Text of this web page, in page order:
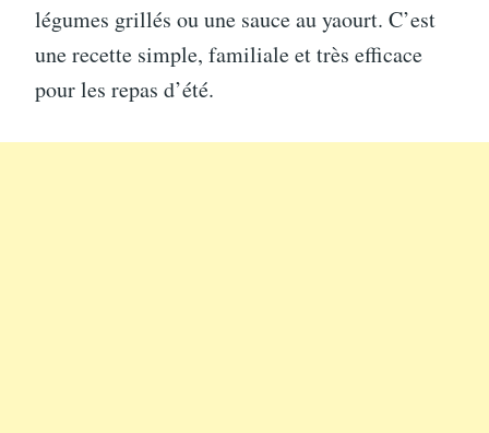
légumes grillés ou une sauce au yaourt. C’est
une recette simple, familiale et très efficace
pour les repas d’été.